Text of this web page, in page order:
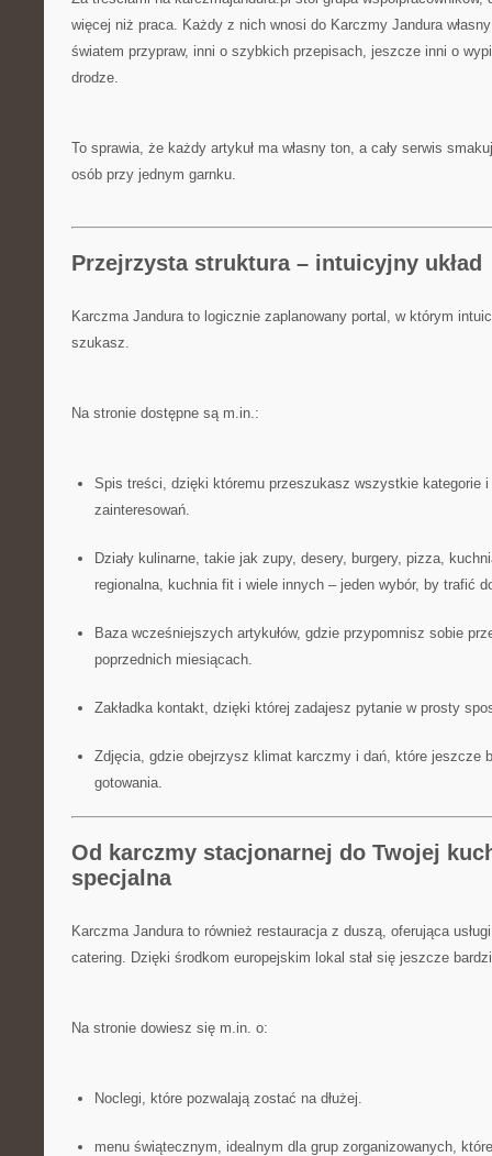
więcej niż praca. Każdy z nich wnosi do Karczmy Jandura
światem przypraw, inni o szybkich przepisach, jeszcze inni o
drodze.
To sprawia, że każdy artykuł ma własny ton, a cały serwis
osób przy jednym garnku.
Przejrzysta struktura – intuicyjny układ
Karczma Jandura to logicznie zaplanowany portal, w którym
szukasz.
Na stronie dostępne są m.in.:
Spis treści, dzięki któremu przeszukasz wszystkie kategorie i
zainteresowań.
Działy kulinarne, takie jak zupy, desery, burgery, pizza,
regionalna, kuchnia fit i wiele innych – jeden wybór, by trafić
Baza wcześniejszych artykułów, gdzie przypomnisz sobie
poprzednich miesiącach.
Zakładka kontakt, dzięki której zadajesz pytanie w prosty
Zdjęcia, gdzie obejrzysz klimat karczmy i dań, które jeszcze
gotowania.
Od karczmy stacjonarnej do Twojej
specjalna
Karczma Jandura to również restauracja z duszą, oferująca
catering. Dzięki środkom europejskim lokal stał się jeszcze
Na stronie dowiesz się m.in. o:
Noclegi, które pozwalają zostać na dłużej.
menu świątecznym, idealnym dla grup zorganizowanych,